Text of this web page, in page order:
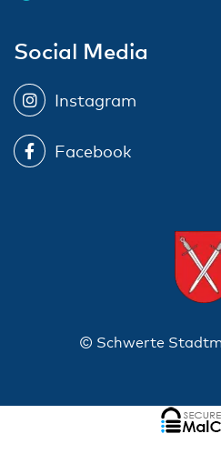
Social Media
Instagram
Facebook
© Schwerte